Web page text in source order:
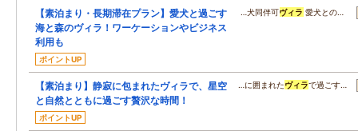
【素泊まり・長期滞在プラン】愛犬と過ごす
海と森のヴィラ！ワーケーションやビジネス
利用も
ポイントUP
…犬同伴可ヴィラ 愛犬との…
【素泊まり】静寂に包まれたヴィラで、星空
と自然とともに過ごす贅沢な時間！
ポイントUP
…に囲まれたヴィラで過ごす…